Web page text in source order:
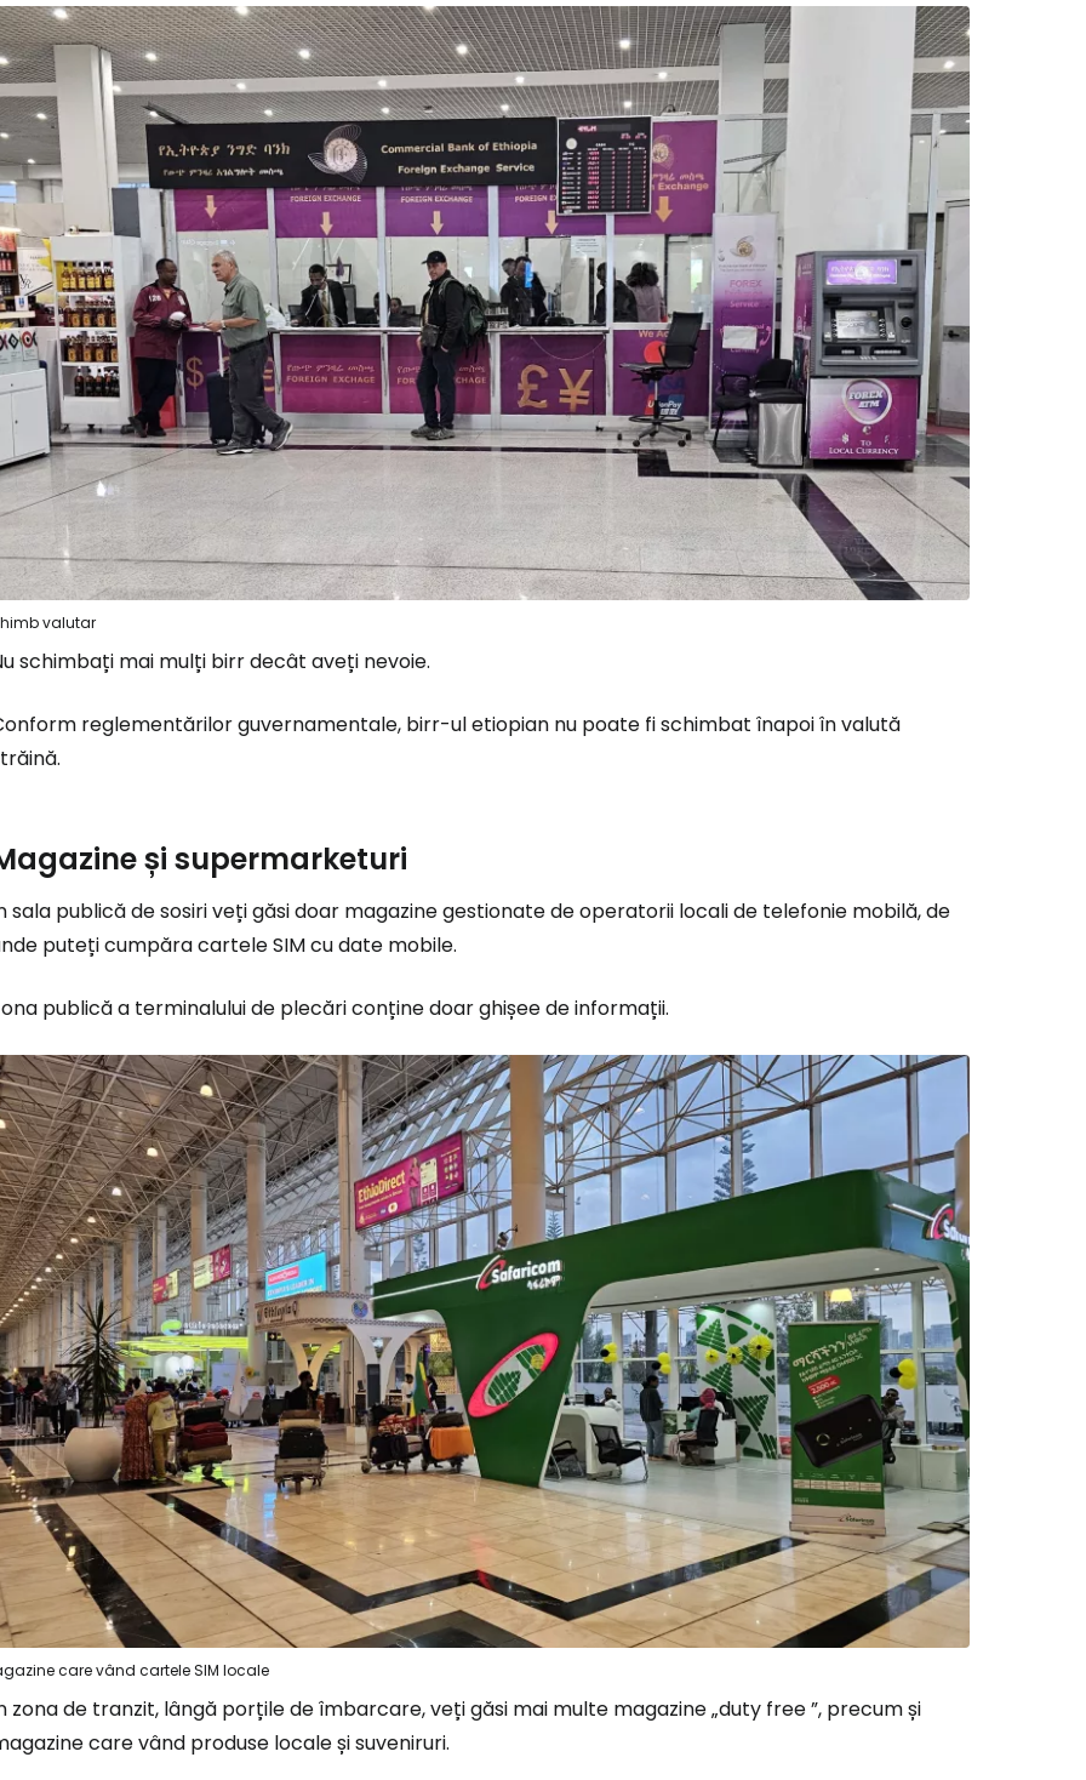
valutar
schimbați mai mulți birr decât aveți nevoie.
reglementărilor guvernamentale, birr-ul etiopian nu poate fi schimbat înapoi în valută
și supermarketuri
sala publică de sosiri veți găsi doar magazine gestionate de operatorii locali de telefonie mobilă, de
puteți cumpăra cartele SIM cu date mobile.
publică a terminalului de plecări conține doar ghișee de informații.
care vând cartele SIM locale
zona de tranzit, lângă porțile de îmbarcare, veți găsi mai multe magazine „duty free”, precum și
care vând produse locale și suveniruri.
Conectați-vă la Cestee
... comunitatea mondială a călătorilor
Continuați cu Google